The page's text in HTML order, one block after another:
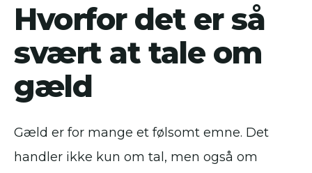
Hvorfor det er så
svært at tale om
gæld
Gæld er for mange et følsomt emne. Det
handler ikke kun om tal, men også om